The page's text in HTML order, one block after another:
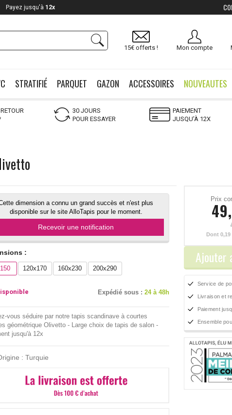
Mon compte
15€ offerts !
STRATIFIÉ PARQUET GAZON ACCESSOIRES NOUVEAUTES
30 JOURS
POUR ESSAYER
PAIEMENT
JUSQU'À 12X
dimension a connu un grand succès et n'est plus
disponible sur le site AlloTapis pour le moment.
Recevoir une notification
:
120x170 160x230 200x290
Expédié sous : 24 à 48h
vous séduire par notre tapis scandinave à courtes
géométrique Olivetto - Large choix de tapis de salon -
jusqu'à 12x
: Turquie
Prix
Dont 0,19
Ajouter
Service de
Livraison et
Paiement
Ensemble
Payez jusqu'à 12x